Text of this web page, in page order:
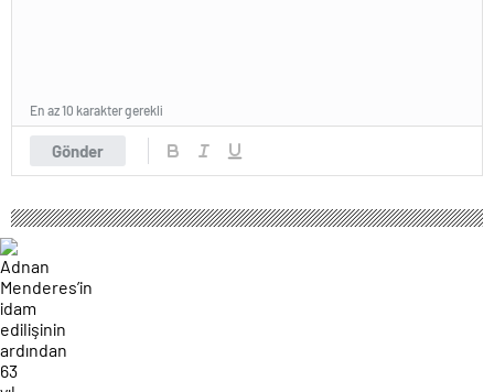
Gönder
En az 10 karakter gerekli